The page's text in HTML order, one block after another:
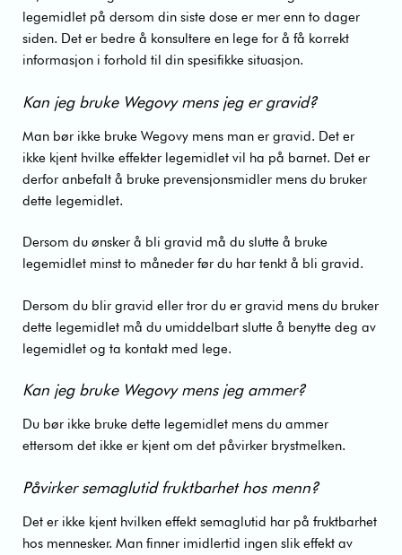
legemidlet på dersom din siste dose er mer enn to dager
siden. Det er bedre å konsultere en lege for å få korrekt
informasjon i forhold til din spesifikke situasjon.
Kan jeg bruke Wegovy mens jeg er gravid?
Man bør ikke bruke Wegovy mens man er gravid. Det er
ikke kjent hvilke effekter legemidlet vil ha på barnet. Det er
derfor anbefalt å bruke prevensjonsmidler mens du bruker
dette legemidlet.
Dersom du ønsker å bli gravid må du slutte å bruke
legemidlet minst to måneder før du har tenkt å bli gravid.
Dersom du blir gravid eller tror du er gravid mens du bruker
dette legemidlet må du umiddelbart slutte å benytte deg av
legemidlet og ta kontakt med lege.
Kan jeg bruke Wegovy mens jeg ammer?
Du bør ikke bruke dette legemidlet mens du ammer
ettersom det ikke er kjent om det påvirker brystmelken.
Påvirker semaglutid fruktbarhet hos menn?
Det er ikke kjent hvilken effekt semaglutid har på fruktbarhet
hos mennesker. Man finner imidlertid ingen slik effekt av